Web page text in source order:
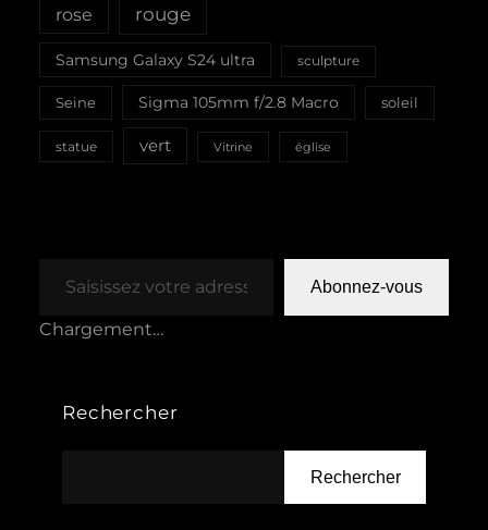
rose rouge
Samsung Galaxy S24 ultra sculpture
Seine Sigma 105mm f/2.8 Macro soleil
statue vert Vitrine église
Abonnez-vous
Chargement…
Rechercher
Rechercher